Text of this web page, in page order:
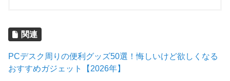
関連
PCデスク周りの便利グッズ50選！悔しいけど欲しくなる
おすすめガジェット【2026年】